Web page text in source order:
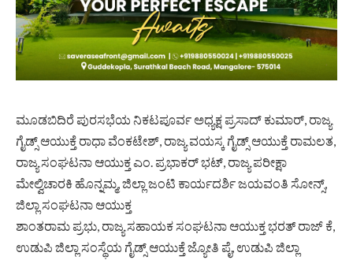
ಮೂಡಬಿದಿರೆ ಪುರಸಭೆಯ ನಿಕಟಪೂರ್ವ ಅಧ್ಯಕ್ಷ ಪ್ರಸಾದ್ ಕುಮಾರ್, ರಾಜ್ಯ
ಗೈಡ್ಸ್ ಆಯುಕ್ತೆ ರಾಧಾ ವೆಂಕಟೇಶ್, ರಾಜ್ಯ ವಯಸ್ಕ ಗೈಡ್ಸ್ ಆಯುಕ್ತೆ ರಾಮಲತ,
ರಾಜ್ಯ ಸಂಘಟನಾ ಆಯುಕ್ತ ಎಂ. ಪ್ರಭಾಕರ್ ಭಟ್, ರಾಜ್ಯ ಪರೀಕ್ಷಾ
ಮೇಲ್ವಿಚಾರಕಿ ಹೊನ್ನಮ್ಮ, ಜಿಲ್ಲಾ ಜಂಟಿ ಕಾರ್ಯದರ್ಶಿ ಜಯವಂತಿ ಸೋನ್ಸ್,
ಜಿಲ್ಲಾ ಸಂಘಟನಾ ಆಯುಕ್ತ
ಶಾಂತರಾಮ ಪ್ರಭು, ರಾಜ್ಯ ಸಹಾಯಕ ಸಂಘಟನಾ ಆಯುಕ್ತ ಭರತ್ ರಾಜ್ ಕೆ,
ಉಡುಪಿ ಜಿಲ್ಲಾ ಸಂಸ್ಥೆಯ ಗೈಡ್ಸ್ ಆಯುಕ್ತೆ ಜ್ಯೋತಿ ಪೈ, ಉಡುಪಿ ಜಿಲ್ಲಾ